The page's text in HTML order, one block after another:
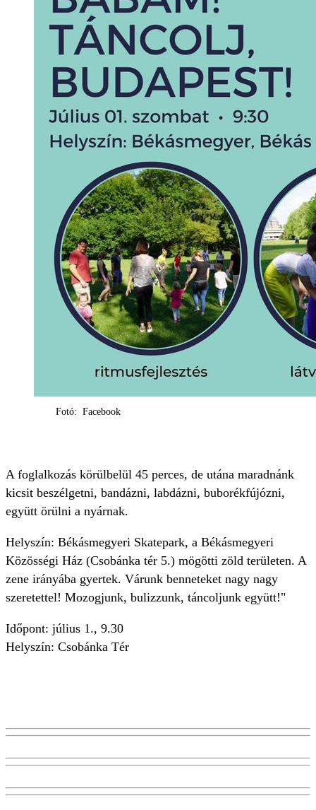
Fotó: Facebook
A foglalkozás körülbelül 45 perces, de utána maradnánk
kicsit beszélgetni, bandázni, labdázni, buborékfújózni,
együtt örülni a nyárnak.
Helyszín: Békásmegyeri Skatepark, a Békásmegyeri
Közösségi Ház (Csobánka tér 5.) mögötti zöld területen. A
zene irányába gyertek. Várunk benneteket nagy nagy
szeretettel! Mozogjunk, bulizzunk, táncoljunk együtt!"
Időpont: július 1., 9.30
Helyszín: Csobánka Tér